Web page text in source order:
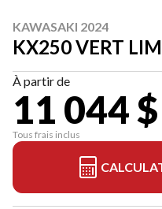
KAWASAKI 2024
KX250 VERT
À partir de
11 044 $
Tous frais inclus